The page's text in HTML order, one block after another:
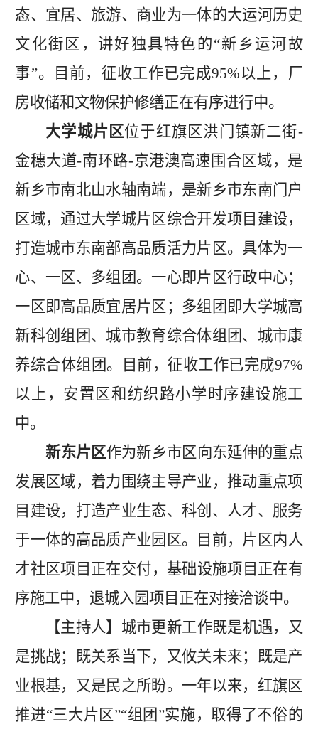
态、宜居、旅游、商业为一体的大运河历史
文化街区，讲好独具特色的“新乡运河故
事”。目前，征收工作已完成95%以上， 厂
房收储和文物保护修缮正在有序进行中。
大学城片区位于红旗区洪门镇新二街-
金穗大道-南环路-京港澳高速围合区域，是
新乡市南北山水轴南端，是新乡市东南门户
区域，通过大学城片区综合开发项目建设，
打造城市东南部高品质活力片区。具体为一
心、一区、多组团。一心即片区行政中心；
一区即高品质宜居片区；多组团即大学城高
新科创组团、城市教育综合体组团、城市康
养综合体组团。
目前，征收工作已完成97%
以上，安置区和纺织路小学时序建设施工
中。
新东片区作为新乡市区向东延伸的重点
发展区域，着力围绕主导产业，推动重点项
目建设，打造产业生态、科创、人才、服务
于一体的高品质产业园区。目前，片区内人
才社区项目 正在交付， 基础设施项目 正在有
序施工中， 退城入园项目 正在对接洽谈中。
【主持人】 城市更新工作既是机遇，又
是挑战；既关系当下，又攸关未来；既是产
业根基，又是民之所盼。一年以来，红旗区
推进“三大片区”“组团”实施， 取得了不俗的